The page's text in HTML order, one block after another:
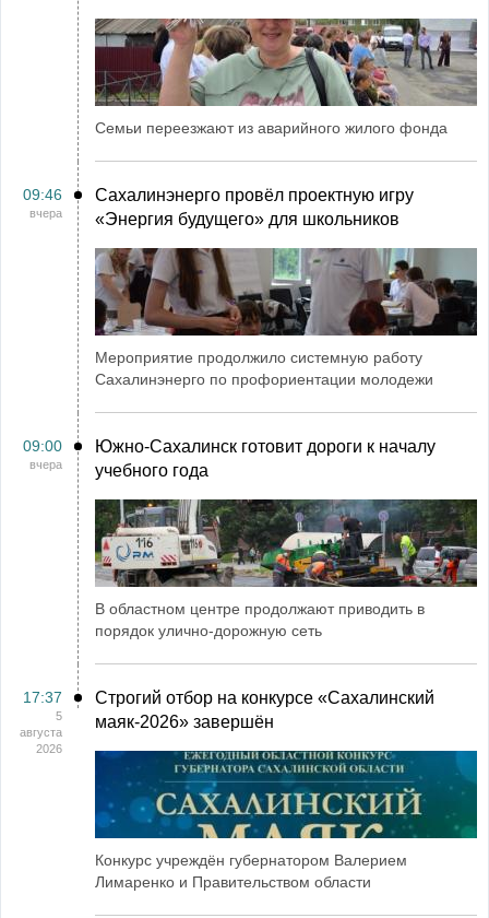
Семьи переезжают из аварийного жилого фонда
09:46
вчера
Сахалинэнерго провёл проектную игру
«Энергия будущего» для школьников
Мероприятие продолжило системную работу
Сахалинэнерго по профориентации молодежи
09:00
вчера
Южно-Сахалинск готовит дороги к началу
учебного года
В областном центре продолжают приводить в
порядок улично-дорожную сеть
17:37
5
августа
2026
Строгий отбор на конкурсе «Сахалинский
маяк‑2026» завершён
Конкурс учреждён губернатором Валерием
Лимаренко и Правительством области